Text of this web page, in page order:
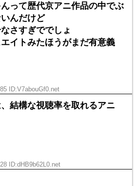
って歴代京アニ作品の中でぶ
んだけど
さすぎででしょ
イトみたほうがまだ有意義
ID:V7abouGf0.net
結構な視聴率を取れるアニ
ID:dHB9b62L0.net